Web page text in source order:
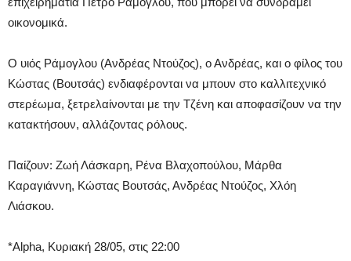
οικονομικά.
Ο υιός Ράμογλου (Ανδρέας Ντούζος), ο Ανδρέας, και ο φίλος του
Κώστας (Βουτσάς) ενδιαφέρονται να μπουν στο καλλιτεχνικό
στερέωμα, ξετρελαίνονται με την Τζένη και αποφασίζουν να την
κατακτήσουν, αλλάζοντας ρόλους.
Παίζουν: Ζωή Λάσκαρη, Ρένα Βλαχοπούλου, Μάρθα
Καραγιάννη, Κώστας Βουτσάς, Ανδρέας Ντούζος, Χλόη
Λιάσκου.
*Alpha, Κυριακή 28/05, στις 22:00